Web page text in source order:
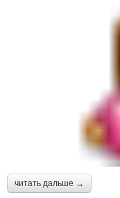
читать дальше →